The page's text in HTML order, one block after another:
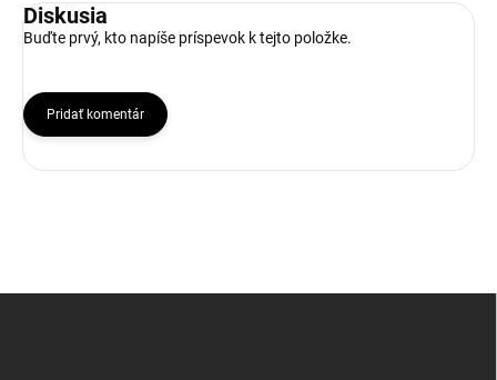
Diskusia
Buďte prvý, kto napíše príspevok k tejto položke.
Pridať komentár